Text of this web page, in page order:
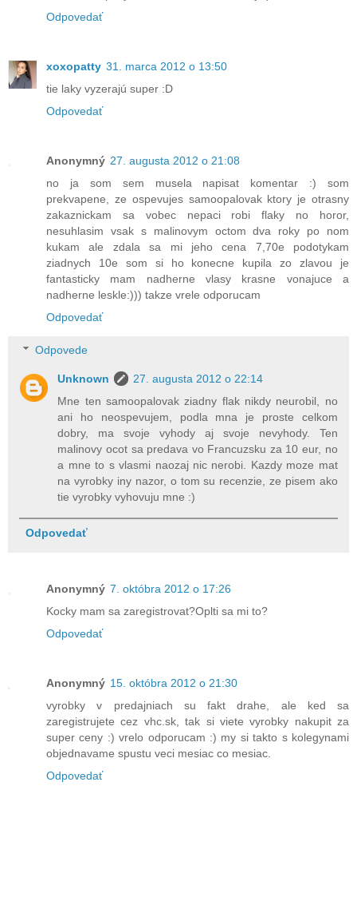
Odpovedať
xoxopatty 31. marca 2012 o 13:50
tie laky vyzerajú super :D
Odpovedať
Anonymný 27. augusta 2012 o 21:08
no ja som sem musela napisat komentar :) som
prekvapene, ze ospevujes samoopalovak ktory je otrasny
zakaznickam sa vobec nepaci robi flaky no horor,
nesuhlasim vsak s malinovym octom dva roky po nom
kukam ale zdala sa mi jeho cena 7,70e podotykam
ziadnych 10e som si ho konecne kupila zo zlavou je
fantasticky mam nadherne vlasy krasne vonajuce a
nadherne leskle:))) takze vrele odporucam
Odpovedať
Odpovede
Unknown
27. augusta 2012 o 22:14
Mne ten samoopalovak ziadny flak nikdy neurobil, no
ani ho neospevujem, podla mna je proste celkom
dobry, ma svoje vyhody aj svoje nevyhody. Ten
malinovy ocot sa predava vo Francuzsku za 10 eur, no
a mne to s vlasmi naozaj nic nerobi. Kazdy moze mat
na vyrobky iny nazor, o tom su recenzie, ze pisem ako
tie vyrobky vyhovuju mne :)
Odpovedať
Anonymný 7. októbra 2012 o 17:26
Kocky mam sa zaregistrovat?Oplti sa mi to?
Odpovedať
Anonymný 15. októbra 2012 o 21:30
vyrobky v predajniach su fakt drahe, ale ked sa
zaregistrujete cez vhc.sk, tak si viete vyrobky nakupit za
super ceny :) vrelo odporucam :) my si takto s kolegynami
objednavame spustu veci mesiac co mesiac.
Odpovedať